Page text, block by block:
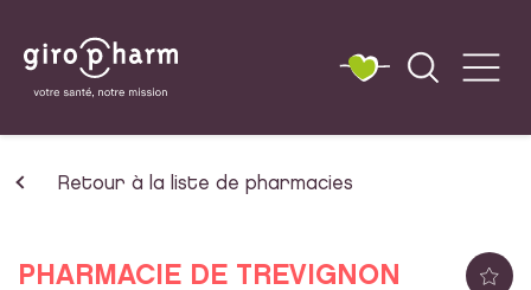
Retour à la liste de pharmacies
PHARMACIE DE TREVIGNON